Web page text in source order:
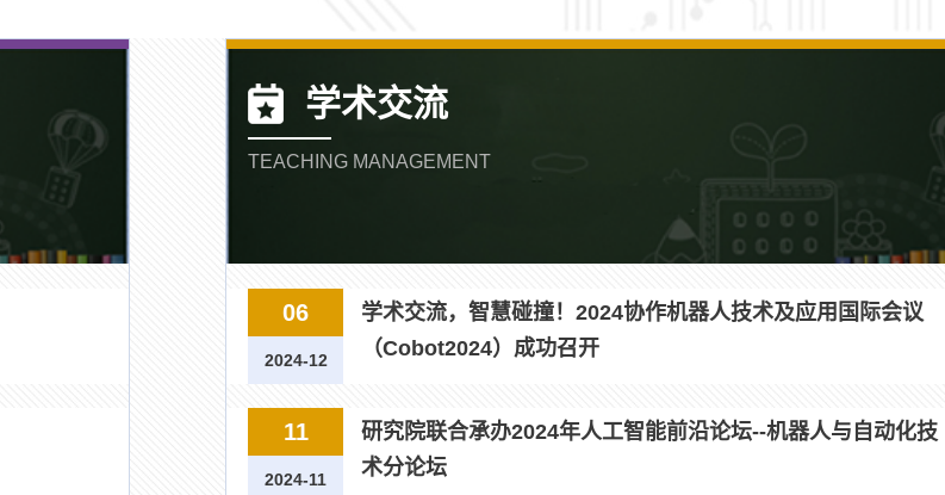
学术交流
TEACHING MANAGEMENT
06
2024-12
学术交流，智慧碰撞！2024协作机器人技术及应用国际会议
（Cobot2024）成功召开
11
2024-11
研究院联合承办2024年人工智能前沿论坛--机器人与自动化技
术分论坛